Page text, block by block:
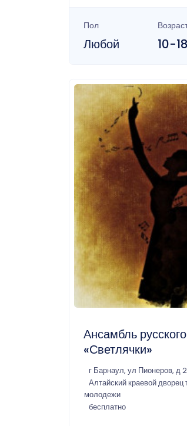
Пол
Любой 10-18
Ансамбль
«Светлячки»
г Барнаул, ул Пионеров, д 2
Алтайский краевой дворец
молодежи
бесплатно